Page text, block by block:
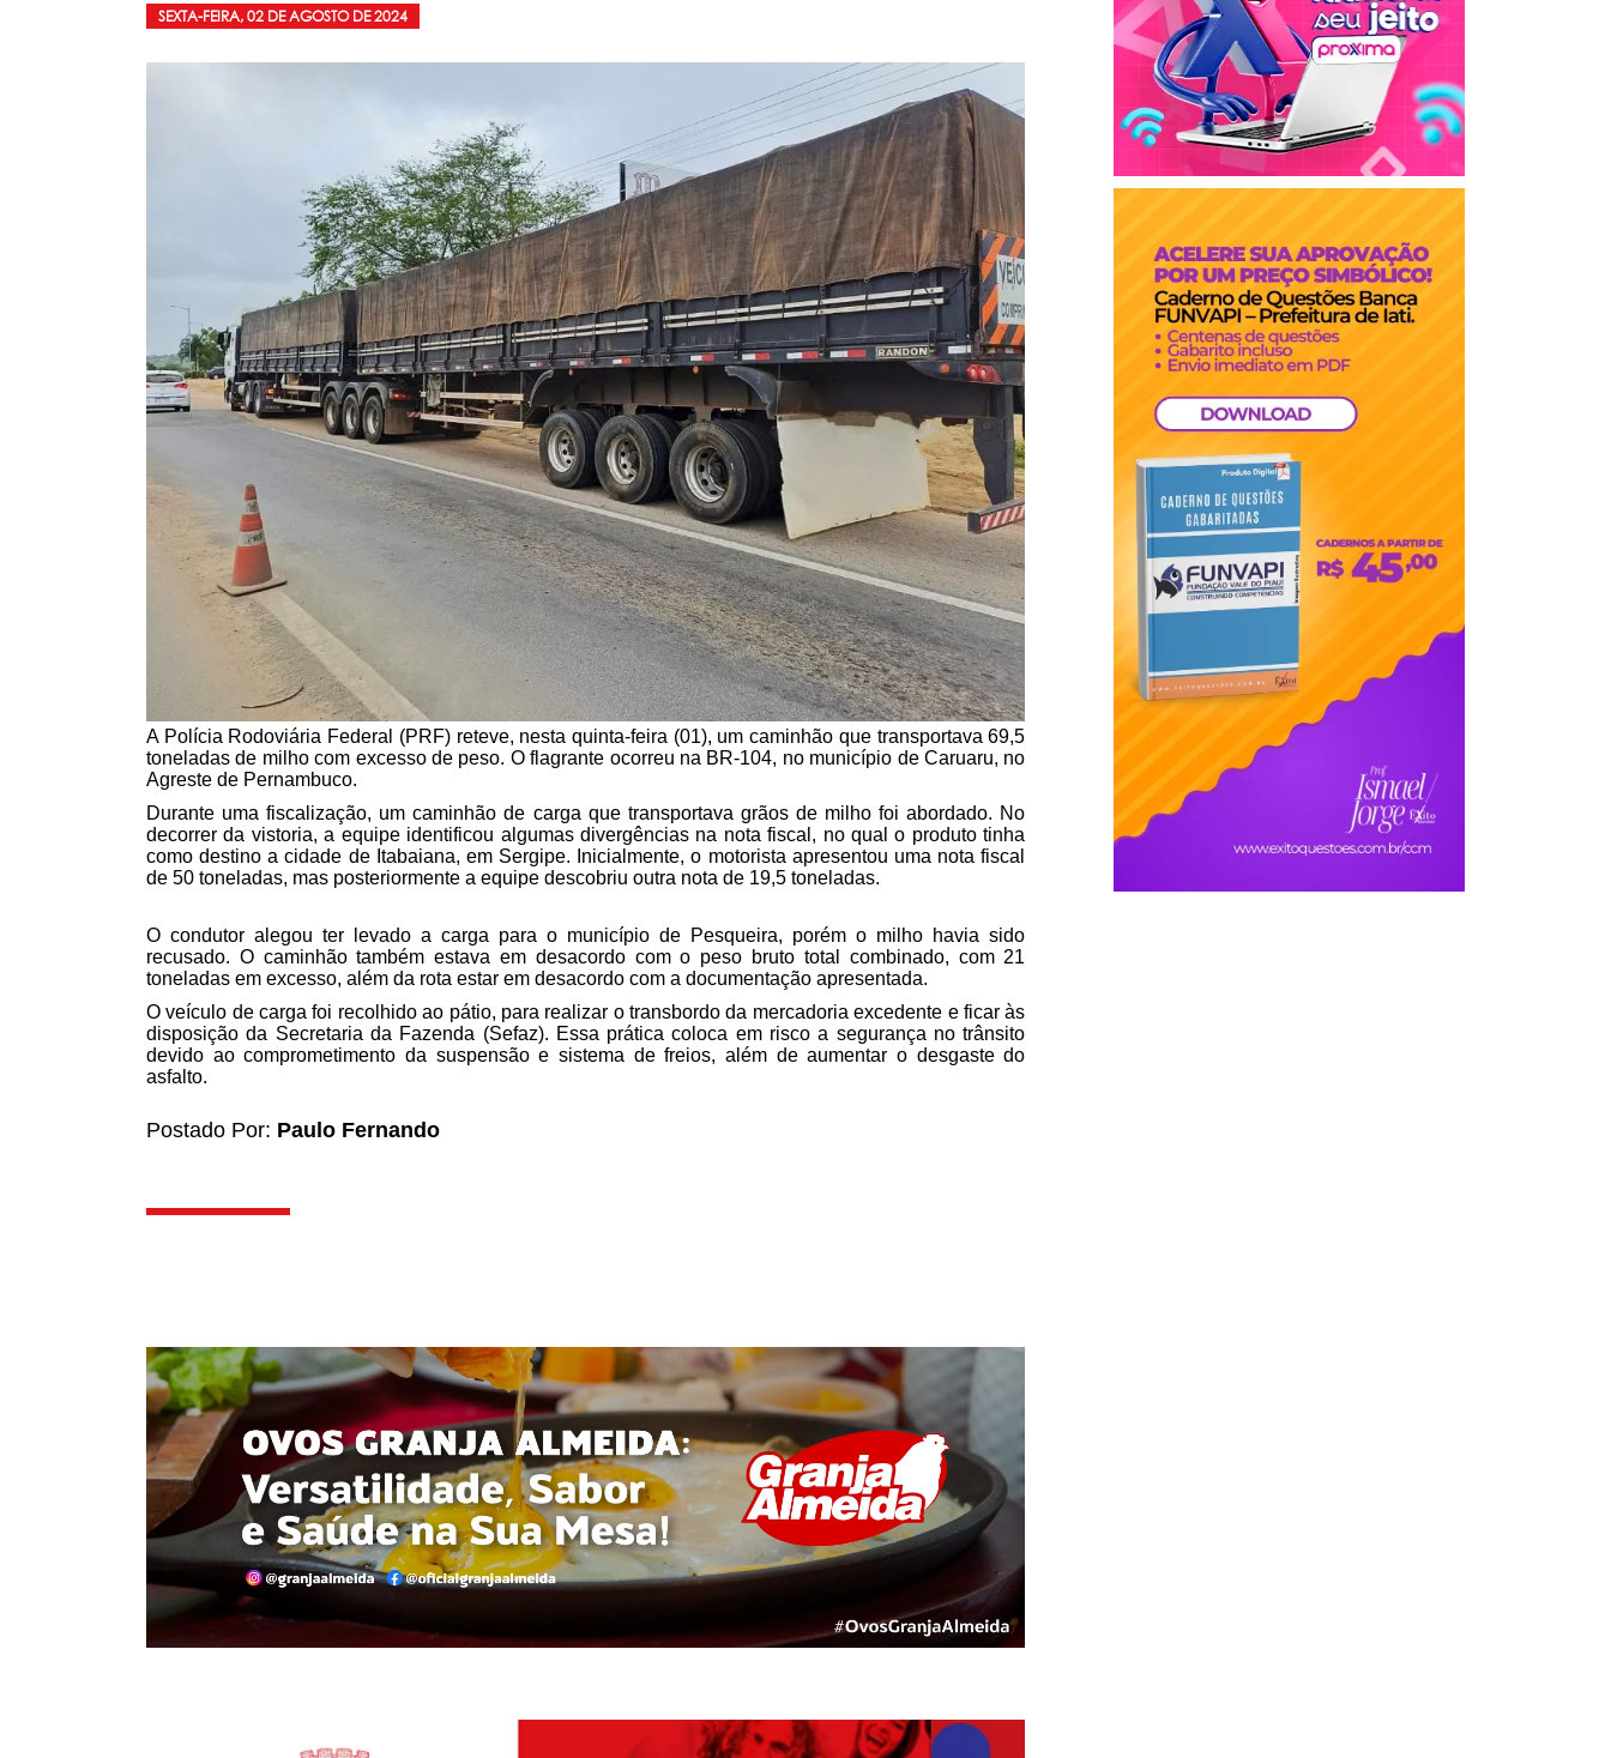
SEXTA-FEIRA, 02 DE AGOSTO DE 2024
A Polícia Rodoviária Federal (PRF) reteve, nesta quinta-feira (01), um caminhão que transportava 69,5
toneladas de milho com excesso de peso. O flagrante ocorreu na BR-104, no município de Caruaru, no
Agreste de Pernambuco.
Durante uma fiscalização, um caminhão de carga que transportava grãos de milho foi abordado. No
decorrer da vistoria, a equipe identificou algumas divergências na nota fiscal, no qual o produto tinha
como destino a cidade de Itabaiana, em Sergipe. Inicialmente, o motorista apresentou uma nota fiscal
de 50 toneladas, mas posteriormente a equipe descobriu outra nota de 19,5 toneladas.
O condutor alegou ter levado a carga para o município de Pesqueira, porém o milho havia sido
recusado. O caminhão também estava em desacordo com o peso bruto total combinado, com 21
toneladas em excesso, além da rota estar em desacordo com a documentação apresentada.
O veículo de carga foi recolhido ao pátio, para realizar o transbordo da mercadoria excedente e ficar às
disposição da Secretaria da Fazenda (Sefaz). Essa prática coloca em risco a segurança no trânsito
devido ao comprometimento da suspensão e sistema de freios, além de aumentar o desgaste do
asfalto.
Postado Por: Paulo Fernando